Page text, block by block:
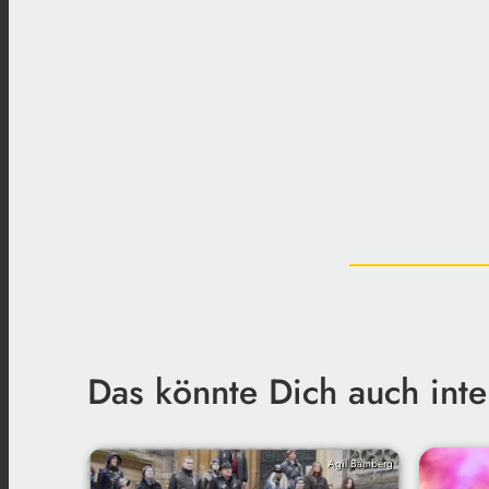
Das könnte Dich auch
Agil Bamberg